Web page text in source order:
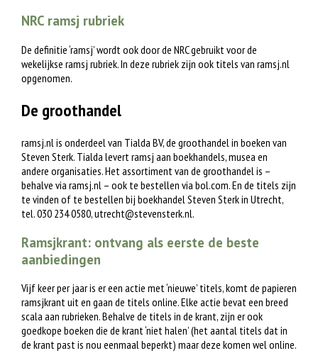
NRC ramsj rubriek
De definitie ‘ramsj’ wordt ook door de NRC gebruikt voor de
wekelijkse ramsj rubriek. In deze rubriek zijn ook titels van ramsj.nl
opgenomen.
De groothandel
ramsj.nl is onderdeel van Tialda BV, de groothandel in boeken van
Steven Sterk. Tialda levert ramsj aan boekhandels, musea en
andere organisaties. Het assortiment van de groothandel is –
behalve via ramsj.nl – ook te bestellen via bol.com. En de titels zijn
te vinden of te bestellen bij boekhandel Steven Sterk in Utrecht,
tel. 030 234 0580,utrecht@stevensterk.nl.
Ramsjkrant: ontvang als eerste de beste
aanbiedingen
Vijf keer per jaar is er een actie met ‘nieuwe’ titels, komt de papieren
ramsjkrant uit en gaan de titels online. Elke actie bevat een breed
scala aan rubrieken. Behalve de titels in de krant, zijn er ook
goedkope boeken die de krant ‘niet halen’ (het aantal titels dat in
de krant past is nou eenmaal beperkt) maar deze komen wel online.